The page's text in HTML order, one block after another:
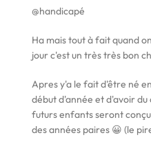
@handicapé
Ha mais tout à fait quand
jour c'est un très très bon
Apres y'a le fait d'être né
début d'année et d'avoir du
futurs enfants seront
des années paires 😀 (le